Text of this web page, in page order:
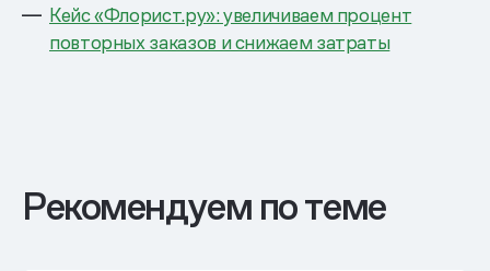
Кейс «Флорист.ру»: увеличиваем процент
повторных заказов и снижаем затраты
Рекомендуем по теме